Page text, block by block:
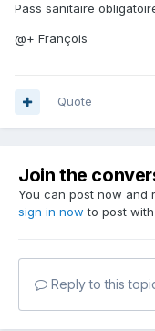
Pass sanitaire
@+ François
Quote
Join the
You can post now and
sign in now to post
Reply to this